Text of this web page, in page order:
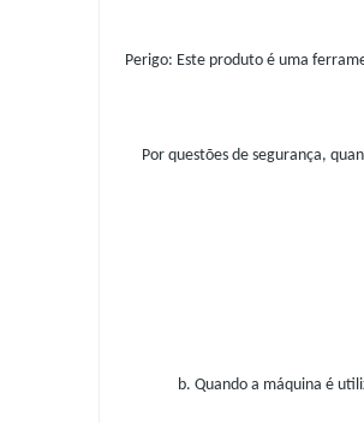
Perigo: Este produto é uma
Por questões de segurança,
b. Quando a máquina é